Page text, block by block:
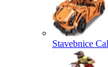
Stavebnice